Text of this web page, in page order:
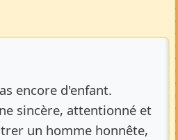
encore d'enfant.
sincère, attentionné et
un homme honnête,